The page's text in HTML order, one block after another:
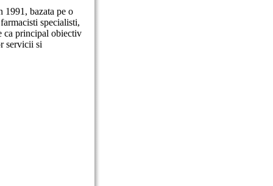
1991, bazata pe o
specialisti,
ca principal obiectiv
servicii si